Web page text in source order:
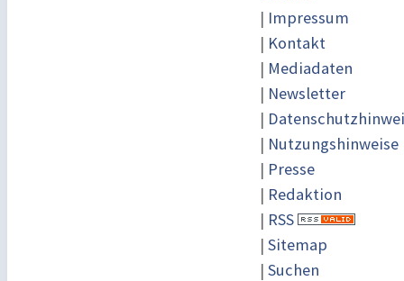
| Impressum
| Kontakt
| Mediadaten
| Newsletter
|
| Nutzungshinweise
| Presse
| Redaktion
| RSS
| Sitemap
| Suchen